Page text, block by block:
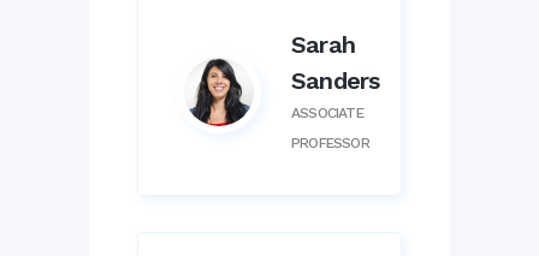
Sarah
Sanders
ASSOCIATE
PROFESSOR